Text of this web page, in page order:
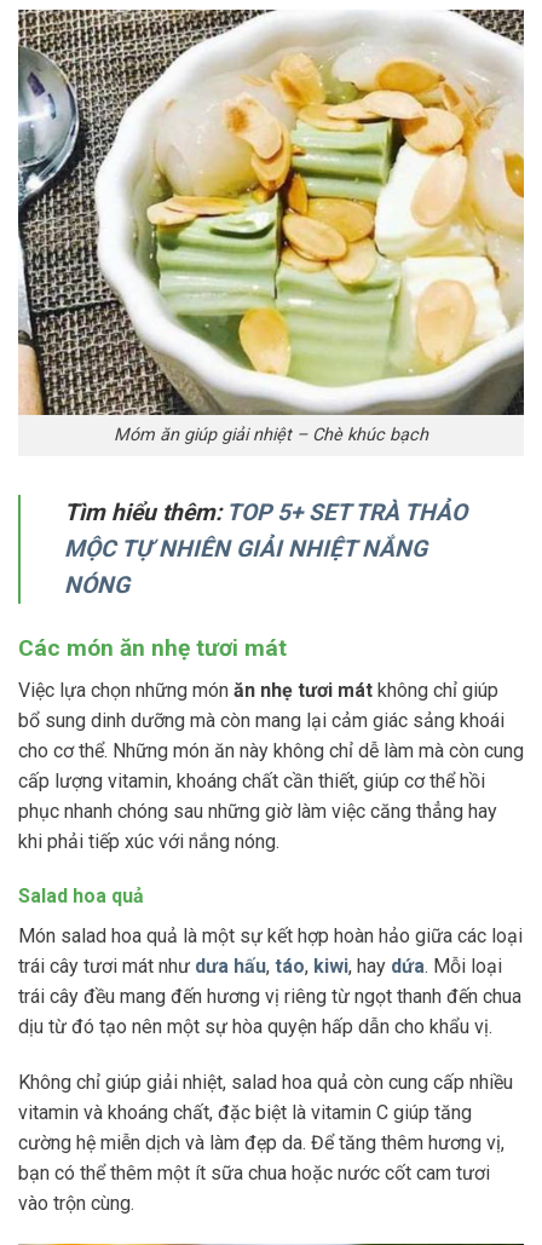
Móm ăn giúp giải nhiệt – Chè khúc bạch
Tìm hiểu thêm: TOP 5+ SET TRÀ THẢO
MỘC TỰ NHIÊN GIẢI NHIỆT NẮNG
NÓNG
Các món ăn nhẹ tươi mát
Việc lựa chọn những món ăn nhẹ tươi mát không chỉ giúp
bổ sung dinh dưỡng mà còn mang lại cảm giác sảng khoái
cho cơ thể. Những món ăn này không chỉ dễ làm mà còn cung
cấp lượng vitamin, khoáng chất cần thiết, giúp cơ thể hồi
phục nhanh chóng sau những giờ làm việc căng thẳng hay
khi phải tiếp xúc với nắng nóng.
Salad hoa quả
Món salad hoa quả là một sự kết hợp hoàn hảo giữa các loại
trái cây tươi mát như dưa hấu, táo, kiwi, hay dứa. Mỗi loại
trái cây đều mang đến hương vị riêng từ ngọt thanh đến chua
dịu từ đó tạo nên một sự hòa quyện hấp dẫn cho khẩu vị.
Không chỉ giúp giải nhiệt, salad hoa quả còn cung cấp nhiều
vitamin và khoáng chất, đặc biệt là vitamin C giúp tăng
cường hệ miễn dịch và làm đẹp da. Để tăng thêm hương vị,
bạn có thể thêm một ít sữa chua hoặc nước cốt cam tươi
vào trộn cùng.